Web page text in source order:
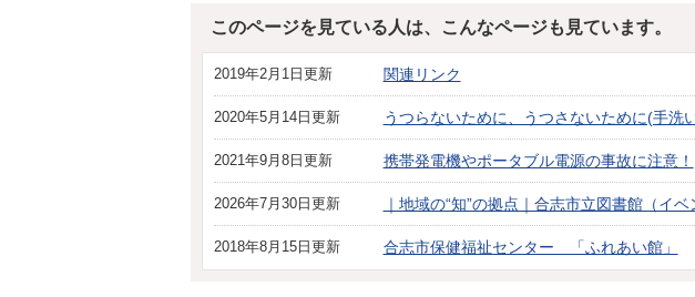
このページを見ている人は、こんなページも見ています。
2019年2月1日更新 関連リンク
2020年5月14日更新 うつらないために、うつさないために(手洗
2021年9月8日更新 携帯発電機やポータブル電源の事故に注意！
2026年7月30日更新 ｜地域の“知”の拠点｜合志市立図書館（イベ
2018年8月15日更新 合志市保健福祉センター 「ふれあい館」